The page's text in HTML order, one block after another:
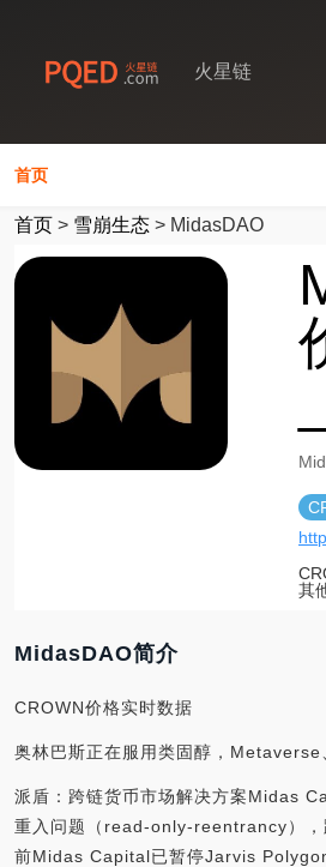
火星链
首页
首页 > 雪崩生态 > MidasDAO
其
MidasDAO简介
CROWN价格实时数据
奥林巴斯正在服用类固醇，Metaverse
派盾：跨链货币市场解决方案Midas
重入问题（read-only-reentrancy），
前Midas Capital已暂停Jarvis